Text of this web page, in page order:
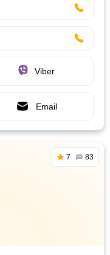
Viber
Email
7 83